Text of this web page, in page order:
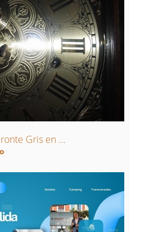
Gris en ...